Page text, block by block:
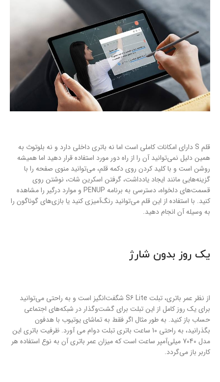
قلم S دارای امکانات کاملی است اما نه باتری داخلی دارد و نه بلوتوث به
همین دلیل نمی‌توانید آن را از راه دور مورد استفاده قرار دهید اما همیشه
روشن است و با کلید کردن روی دکمه قلم، می‌توانید منوی صفحه را با
گزینه‌هایی مانند ایجاد یادداشت، گرفتن اسکرین شات، نوشتن روی
قسمت‌های دلخواه، دسترسی به برنامه PENUP و موارد درگیر را مشاهده
کنید. با استفاده از این قلم می‌توانید رنگ‌آمیزی کنید یا بازی‌های گوناگون را
به وسیله آن انجام دهید.
یک روز بدون شارژ
از نظر عمر باتری، تبلت S6 Lite شگفت‌انگیز است و به راحتی می‌توانید
برای یک روز کامل از این تبلت برای گشت‌وگذار در شبکه‌های اجتماعی
حساب باز کنید. به طور مثال اگر فقط به تماشای یوتیوب با هدفون
بگذرانید، به راحتی 10 ساعت باتری تبلت دوام می آورد. ظرفیت باتری این
مدل 7040 میلی‌آمپر ساعت است که میزان عمر باتری آن به نوع استفاده هر
کاربر باز می‌گردد.